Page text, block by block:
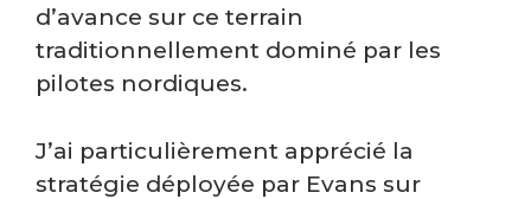
d’avance sur ce terrain
traditionnellement dominé par les
pilotes nordiques.
J’ai particulièrement apprécié la
stratégie déployée par Evans sur